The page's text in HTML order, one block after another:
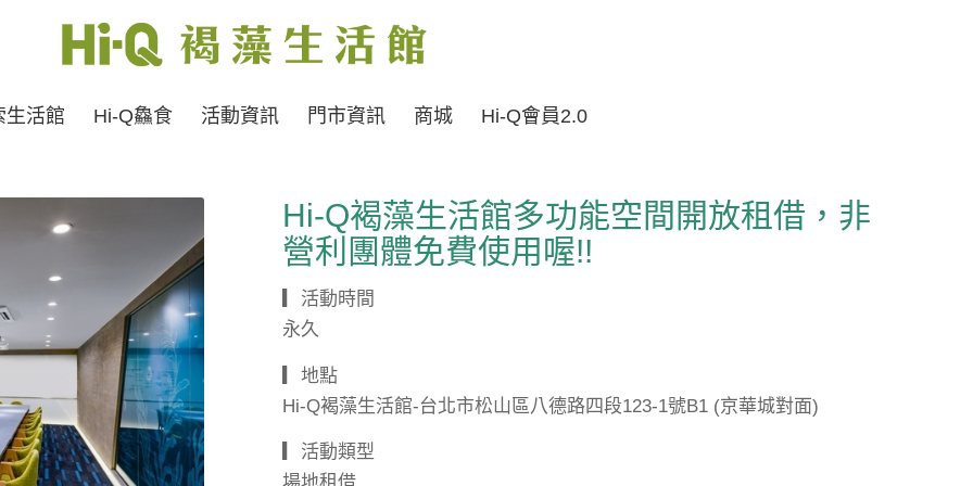
生活館 Hi-Q鱻食 活動資訊 門市資訊 商城 Hi-Q會員2.0
Hi-Q褐藻生活館多功能空間開放租借，非
營利團體免費使用喔!!
▎活動時間
永久
▎地點
Hi-Q褐藻生活館-台北市松山區八德路四段123-1號B1 (京華城對面)
▎活動類型